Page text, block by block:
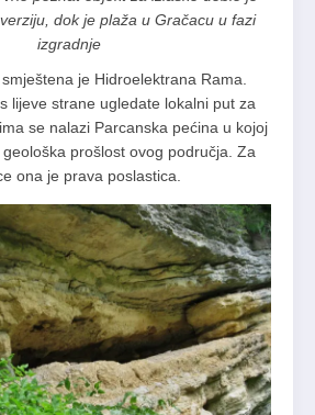
dok je plaža u Gračacu u fazi
izgradnje
je Hidroelektrana Rama.
lijeve strane ugledate lokalni put za
se nalazi Parcanska pećina u kojoj
prošlost ovog područja. Za
ona je prava poslastica.